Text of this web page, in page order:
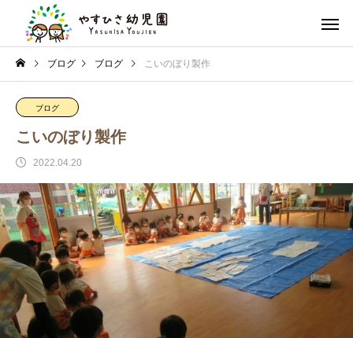
ブログ ブログ こいのぼり製作
ブログ
こいのぼり製作
2022.04.20